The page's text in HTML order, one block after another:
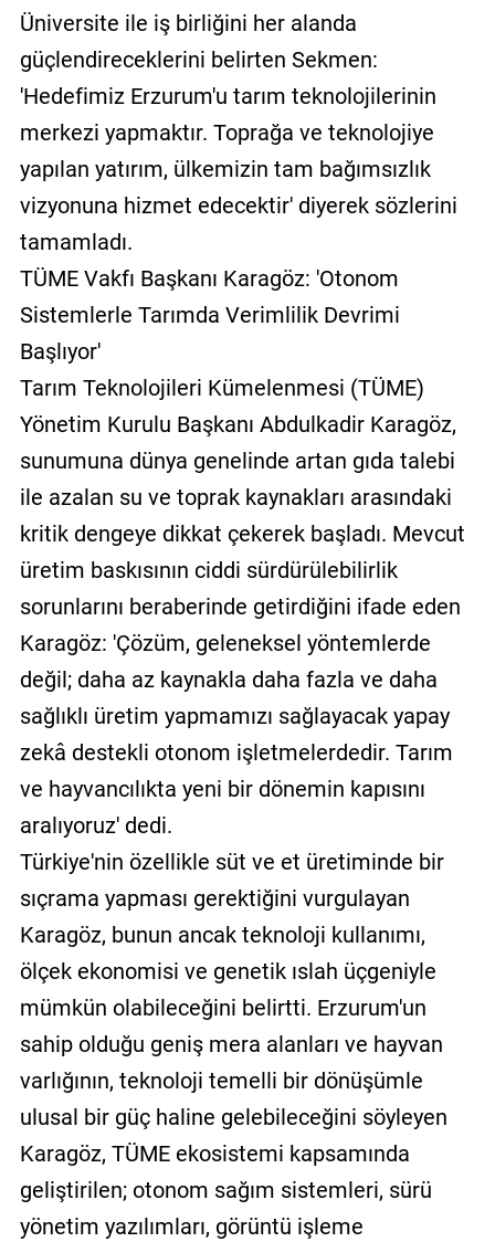
Üniversite ile iş birliğini her alanda
güçlendireceklerini belirten Sekmen:
'Hedefimiz Erzurum'u tarım teknolojilerinin
merkezi yapmaktır. Toprağa ve teknolojiye
yapılan yatırım, ülkemizin tam bağımsızlık
vizyonuna hizmet edecektir' diyerek sözlerini
tamamladı.
TÜME Vakfı Başkanı Karagöz: 'Otonom
Sistemlerle Tarımda Verimlilik Devrimi
Başlıyor'
Tarım Teknolojileri Kümelenmesi (TÜME)
Yönetim Kurulu Başkanı Abdulkadir Karagöz,
sunumuna dünya genelinde artan gıda talebi
ile azalan su ve toprak kaynakları arasındaki
kritik dengeye dikkat çekerek başladı. Mevcut
üretim baskısının ciddi sürdürülebilirlik
sorunlarını beraberinde getirdiğini ifade eden
Karagöz: 'Çözüm, geleneksel yöntemlerde
değil; daha az kaynakla daha fazla ve daha
sağlıklı üretim yapmamızı sağlayacak yapay
zekâ destekli otonom işletmelerdedir. Tarım
ve hayvancılıkta yeni bir dönemin kapısını
aralıyoruz' dedi.
Türkiye'nin özellikle süt ve et üretiminde bir
sıçrama yapması gerektiğini vurgulayan
Karagöz, bunun ancak teknoloji kullanımı,
ölçek ekonomisi ve genetik ıslah üçgeniyle
mümkün olabileceğini belirtti. Erzurum'un
sahip olduğu geniş mera alanları ve hayvan
varlığının, teknoloji temelli bir dönüşümle
ulusal bir güç haline gelebileceğini söyleyen
Karagöz, TÜME ekosistemi kapsamında
geliştirilen; otonom sağım sistemleri, sürü
yönetim yazılımları, görüntü işleme